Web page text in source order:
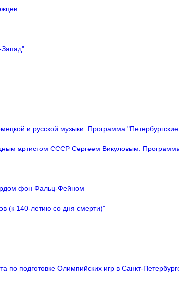
Запад"
и русской музыки. Программа
артистом СССР Сергеем Викуловым.
фон Фальц-Фейном
(к 140-летию со дня смерти)"
по подготовке Олимпийских игр в Санкт-